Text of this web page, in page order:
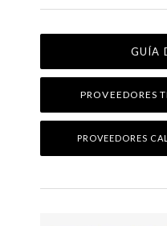
GUÍA
PROVEEDORES
PROVEEDORES